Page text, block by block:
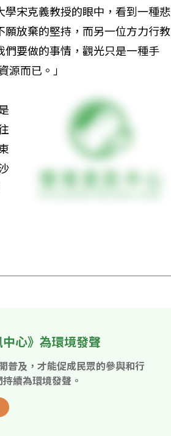
學宋克義教授的眼中，看到一種悲
願放棄的堅持，而另一位方力行教
們要做的事情，觀光只是一種手
源而已。」
心》為環境發聲
普及，才能促成民眾的參與和行
續為環境發聲。